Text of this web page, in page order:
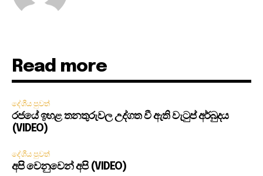
Read more
දේශීය පුවත්
රජයේ ඉහළ තනතුරුවල උද්ගත වී ඇති වැටුප් අර්බුදය
(VIDEO)
දේශීය පුවත්
අපි වෙනුවෙන් අපි (VIDEO)